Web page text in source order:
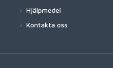
Hjälpmedel
Kontakta oss